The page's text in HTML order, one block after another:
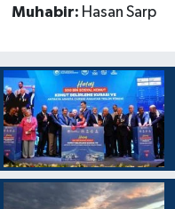
Muhabir: Hasan Sarp